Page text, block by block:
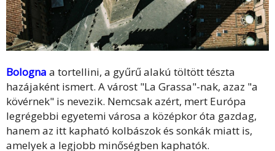
Bologna a tortellini, a gyűrű alakú töltött tészta
hazájaként ismert. A várost "La Grassa"-nak, azaz "a
kövérnek" is nevezik. Nemcsak azért, mert Európa
legrégebbi egyetemi városa a középkor óta gazdag,
hanem az itt kapható kolbászok és sonkák miatt is,
amelyek a legjobb minőségben kaphatók.